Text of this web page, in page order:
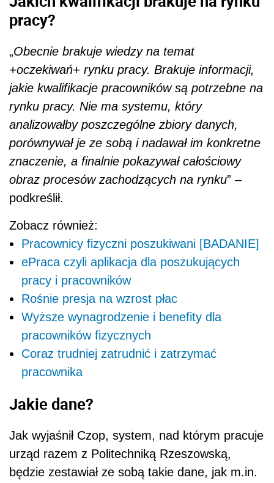
pracy?
„Obecnie brakuje wiedzy na temat
+oczekiwań+ rynku pracy. Brakuje informacji,
jakie kwalifikacje pracowników są potrzebne na
rynku pracy. Nie ma systemu, który
analizowałby poszczególne zbiory danych,
porównywał je ze sobą i nadawał im konkretne
znaczenie, a finalnie pokazywał całościowy
obraz procesów zachodzących na rynku” –
podkreślił.
Zobacz również:
Pracownicy fizyczni poszukiwani [BADANIE]
ePraca czyli aplikacja dla poszukujących
pracy i pracowników
Rośnie presja na wzrost płac
Wyższe wynagrodzenie i benefity dla
pracowników fizycznych
Coraz trudniej zatrudnić i zatrzymać
pracownika
Jakie dane?
Jak wyjaśnił Czop, system, nad którym pracuje
urząd razem z Politechniką Rzeszowską,
będzie zestawiał ze sobą takie dane, jak m.in.